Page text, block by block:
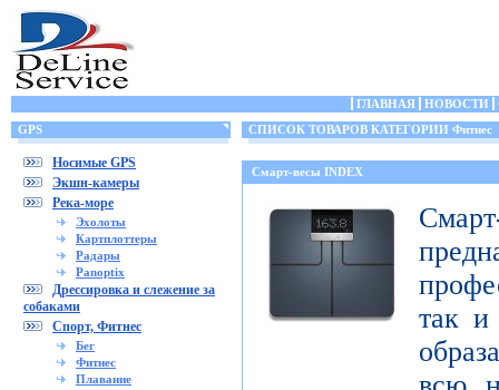
ГЛАВНАЯ НОВОСТИ
GPS
Носимые GPS
Экшн-камеры
Река-море
Эхолоты
Картплоттеры
Радары
Panoptix
Дрессировка и слежение за
собаками
Спорт, Фитнес
Бег
Фитнес
Плавание
СПИСОК ТОВАРОВ КАТЕГОРИИ Фитнес
Смарт-весы INDEX
так и